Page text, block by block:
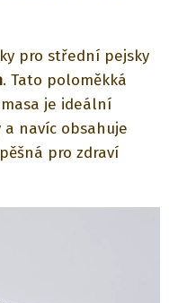
pro střední pejsky
. Tato poloměkká
je ideální
a navíc obsahuje
pro zdraví